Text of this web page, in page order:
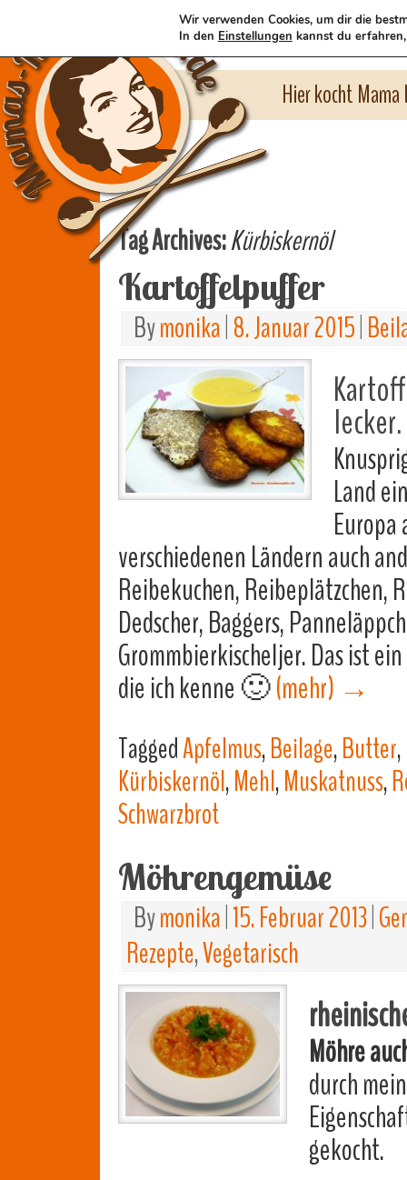
Hier kocht
Tag Archives:Kürbiskernöl
Kartoffelpuffer
Bymonika 8. Januar 2015
lecker.
Land
verschiedenen Ländern auch
Reibekuchen, Reibeplätzchen,
Dedscher, Baggers,
Grommbierkischeljer. Das ist
die ich kenne 🙂(mehr) →
TaggedApfelmus,Beilage,Butter,
Kürbiskernöl,Mehl,Muskatnuss,
Schwarzbrot
Möhrengemüse
Bymonika 15. Februar 2013
Rezepte,Vegetarisch
Möhre
durch
gekocht.
Wir verwenden Cookies, um dir die
In den Einstellungen kannst du